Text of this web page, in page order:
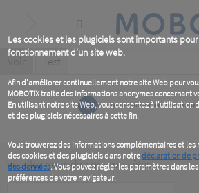
Les cookies et les plugiciels sont importants
fonctionnement d'un site web.
Afin d'améliorer continuellement notre site Web pour
MOBOTIX traite des informations anonymes concernant
En utilisant notre site Web, vous consentez à l'utilisation
et des plugiciels nécessaires à cette fin.
Vous trouverez des informations complémentaires et les
des cookies et des plugiciels dans notredéclaration de
des données. Vous pouvez régler les paramètres dans les
préférences de votre navigateur.
content
Primary
tabs
Voir (active
Test
1
Veuillez nous dire qui vous êtes